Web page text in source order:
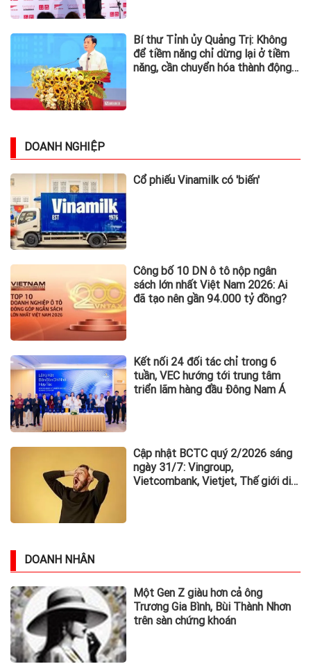
Bí thư Tỉnh ủy Quảng Trị: Không
để tiềm năng chỉ dừng lại ở tiềm
năng, cần chuyển hóa thành động
DOANH NGHIỆP
Cổ phiếu Vinamilk có 'biến'
Công bố 10 DN ô tô nộp ngân
sách lớn nhất Việt Nam 2026: Ai
đã tạo nên gần 94.000 tỷ đồng?
Kết nối 24 đối tác chỉ trong 6
tuần, VEC hướng tới trung tâm
triển lãm hàng đầu Đông Nam Á
Cập nhật BCTC quý 2/2026 sáng
ngày 31/7: Vingroup,
Vietcombank, Vietjet, Thế giới di
DOANH NHÂN
Một Gen Z giàu hơn cả ông
Trương Gia Bình, Bùi Thành Nhơn
trên sàn chứng khoán